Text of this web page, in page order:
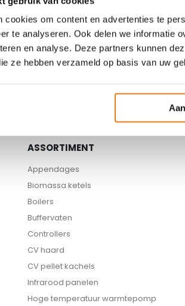
cookies om content en advertenties te
te analyseren. Ook delen we informatie
en analyse. Deze partners kunnen
ze hebben verzameld op basis van uw
ASSORTIMENT
Appendages
Biomassa ketels
Boilers
Buffervaten
Controllers
CV haard
CV pellet kachels
Infrarood panelen
Hoge temperatuur warmtepomp